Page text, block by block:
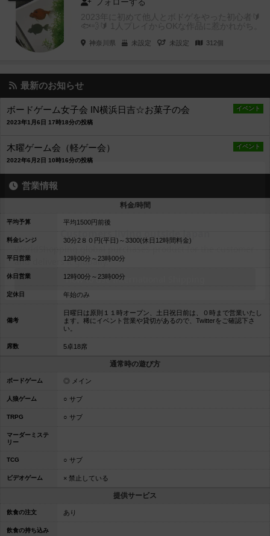
フォローする
2023年に初めて他人とボドゲをやった初心者🔰
🐟💨🔰 1人プレイからOKな作品に惹かれがち。
神奈川県 未設定 未設定 312個
最新のお知らせ
イベント
ボードゲーム女子会 IN横浜日吉☆お菓子の会
2023年1月6日 17時18分の投稿
イベント
木曜ゲーム会（軽ゲー会）
2022年6月2日 10時16分の投稿
営業情報
料金/時間
平均予算 平均1500円前後
料金レンジ 30分2８０円(平日)～3300(休日12時間料金)
平日営業 12時00分～23時00分
休日営業 12時00分～23時00分
定休日 年始のみ
備考
日曜日は原則１１時オープン、土日祝日前は、０時まで営業いたし
ます。稀にイベント営業や貸切があるので、Twitterをご確認下さ
い。
席数 5卓18席
通常時の遊び方
ボードゲーム ◎ メイン
人狼ゲーム ○ サブ
TRPG ○ サブ
マーダーミステ
リー
TCG ○ サブ
ビデオゲーム × 禁止している
提供サービス
飲食の注文 あり
飲食の持ち込み